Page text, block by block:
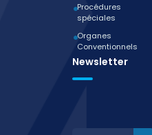
Procédures
spéciales
Organes
Conventionnels
Newsletter